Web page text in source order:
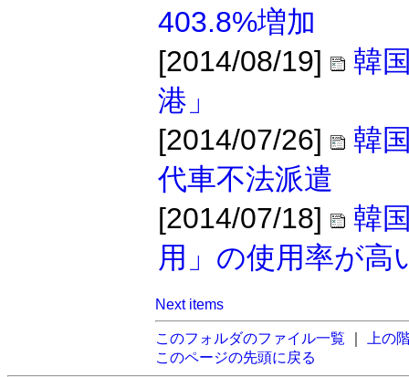
403.8%増加
[2014/08/19]
韓
港」
[2014/07/26]
韓
代車不法派遣
[2014/07/18]
韓
用」の使用率が高
Next items
このフォルダのファイル一覧
上の
このページの先頭に戻る